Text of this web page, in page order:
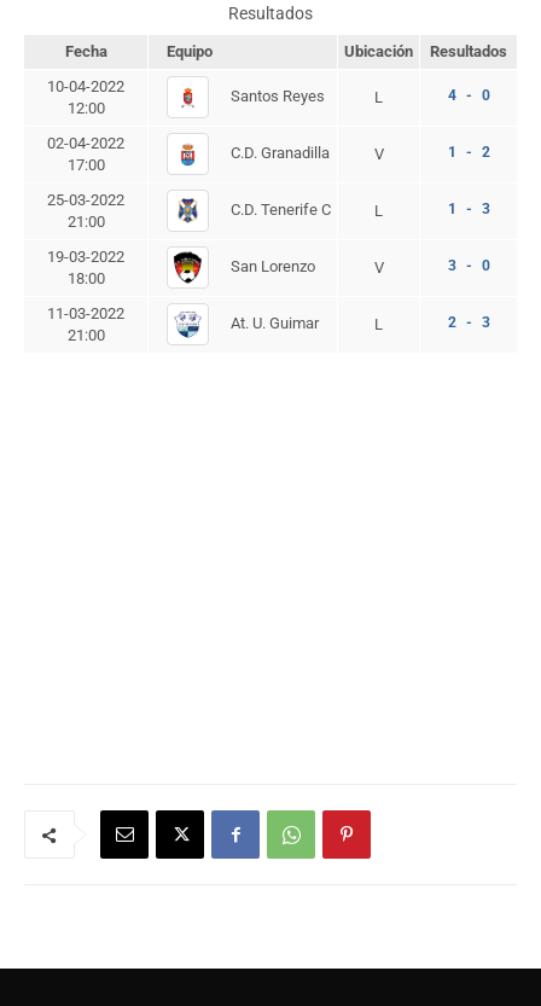
Resultados
Fecha Equipo Ubicación
Resultados
10-04-2022
12:00
Santos Reyes L 4 - 0
02-04-2022
17:00
C.D. Granadilla V 1 - 2
25-03-2022
21:00
C.D. Tenerife C L 1 - 3
19-03-2022
18:00
San Lorenzo V 3 - 0
11-03-2022
21:00
At. U. Guimar L 2 - 3